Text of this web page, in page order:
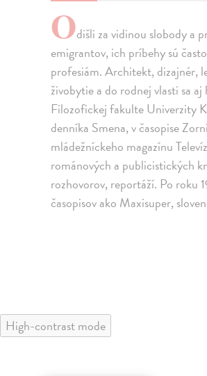
Odišli za vidinou slobody a
emigrantov, ich príbehy sú
profesiám. Architekt, dizajnér,
živobytie a do rodnej vlasti sa
Filozofickej fakulte Univerzity
denníka Smena, v časopise
mládežníckeho magazínu
románových a publicistických
rozhovorov, reportáží. Po roku
časopisov ako Maxisuper,
High-contrast mode